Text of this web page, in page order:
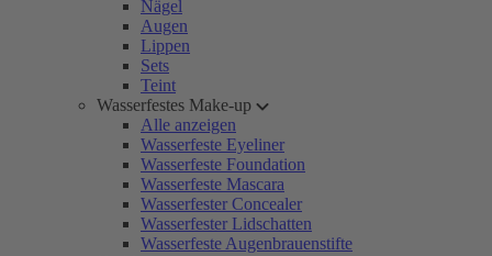
Nägel
Augen
Lippen
Sets
Teint
Wasserfestes Make-up
Alle anzeigen
Wasserfeste Eyeliner
Wasserfeste Foundation
Wasserfeste Mascara
Wasserfester Concealer
Wasserfester Lidschatten
Wasserfeste Augenbrauenstifte